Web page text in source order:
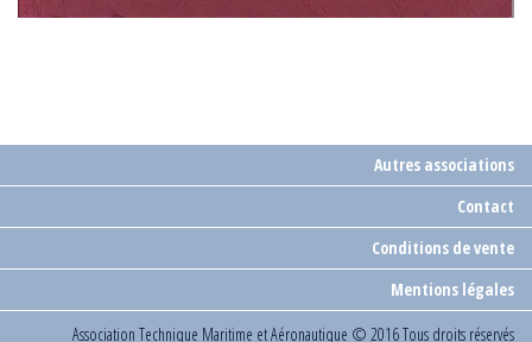
Autres associations
Contact
Conditions de vente
Mentions légales
Association Technique Maritime et Aéronautique © 2016 Tous droits réservés